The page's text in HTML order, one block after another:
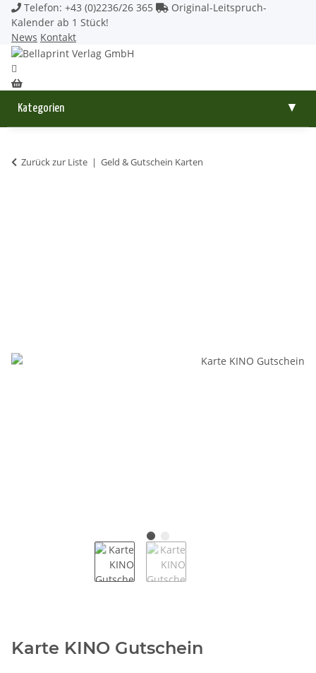
Telefon: +43 (0)2236/26 365
Original-Leitspruch-
Kalender ab 1 Stück!
News Kontakt
Kategorien ▼
Zurück zur Liste Geld & Gutschein Karten
Karte KINO Gutschein